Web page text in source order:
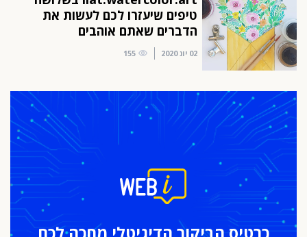
טיפים שיעזרו לכם לעשות את
הדברים שאתם אוהבים
02 יונ 2020 155